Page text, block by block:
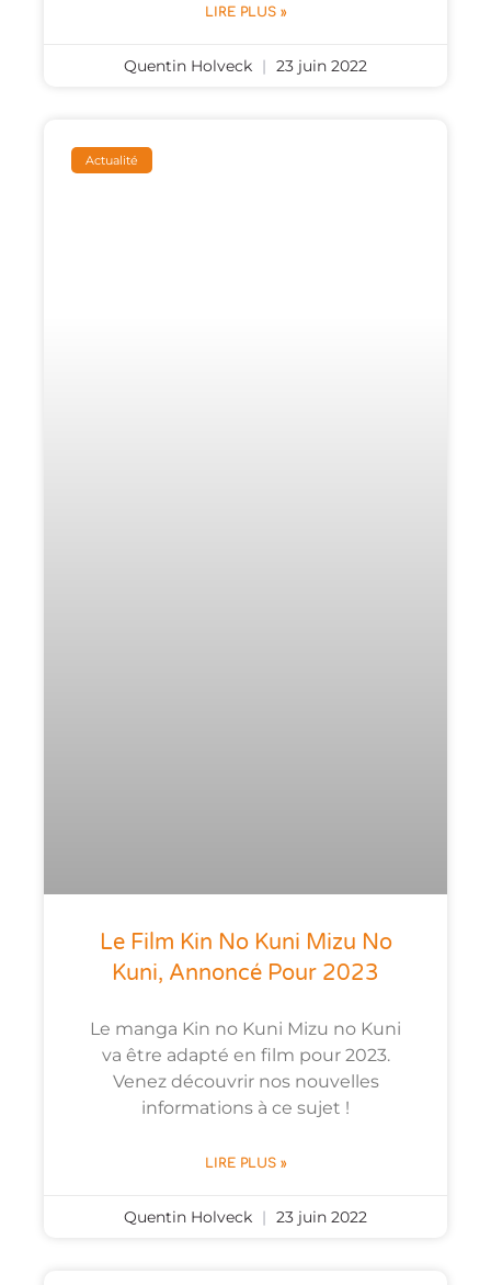
LIRE PLUS »
Quentin Holveck 23 juin 2022
Actualité
Le Film Kin No Kuni Mizu No
Kuni, Annoncé Pour 2023
Le manga Kin no Kuni Mizu no Kuni
va être adapté en film pour 2023.
Venez découvrir nos nouvelles
informations à ce sujet !
LIRE PLUS »
Quentin Holveck 23 juin 2022